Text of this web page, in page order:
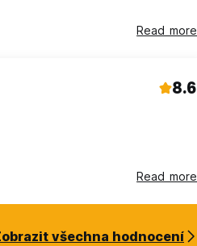
Read more
8.6
Read more
všechna hodnocení